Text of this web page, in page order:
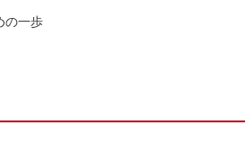
の一歩